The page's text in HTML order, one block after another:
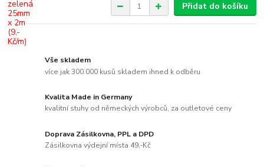
Přidat do košíku
Vše skladem
více jak 300.000 kusů skladem ihned k odběru
Kvalita Made in Germany
kvalitní stuhy od německých výrobců, za outletové ceny
Doprava Zásilkovna, PPL a DPD
Zásilkovna výdejní místa 49,-Kč